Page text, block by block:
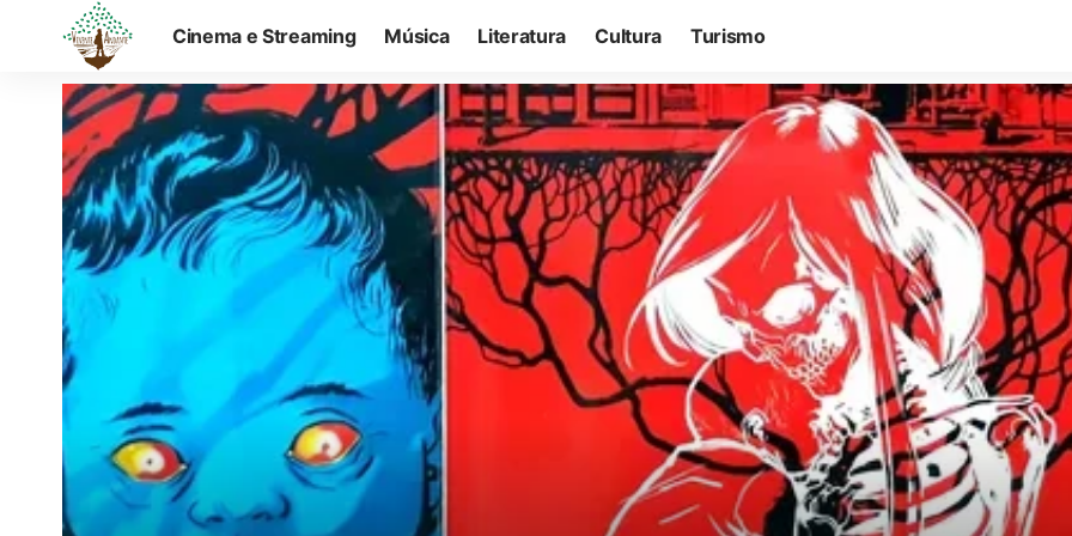
Cinema e Streaming Música Literatura Cultura Turismo